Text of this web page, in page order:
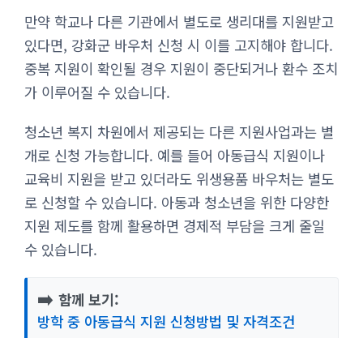
만약 학교나 다른 기관에서 별도로 생리대를 지원받고
있다면, 강화군 바우처 신청 시 이를 고지해야 합니다.
중복 지원이 확인될 경우 지원이 중단되거나 환수 조치
가 이루어질 수 있습니다.
청소년 복지 차원에서 제공되는 다른 지원사업과는 별
개로 신청 가능합니다. 예를 들어 아동급식 지원이나
교육비 지원을 받고 있더라도 위생용품 바우처는 별도
로 신청할 수 있습니다. 아동과 청소년을 위한 다양한
지원 제도를 함께 활용하면 경제적 부담을 크게 줄일
수 있습니다.
➡️ 함께 보기:
방학 중 아동급식 지원 신청방법 및 자격조건